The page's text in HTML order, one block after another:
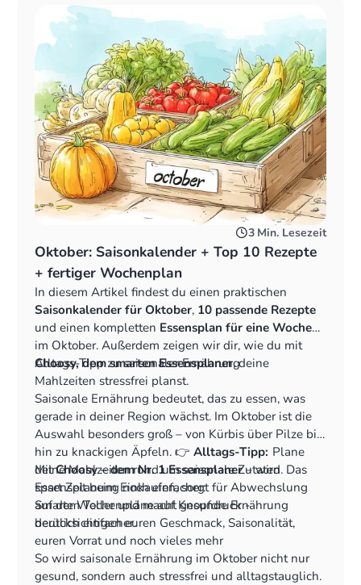
3 Min. Lesezeit
Oktober: Saisonkalender + Top 10 Rezepte
+ fertiger Wochenplan
In diesem Artikel findest du einen praktischen
Saisonkalender für Oktober, 10 passende Rezepte
und einen kompletten Essensplan für eine Woche
im Oktober. Außerdem zeigen wir dir, wie du mit
Choosy, dem smarten Essensplaner, deine
Mahlzeiten stressfrei planst.
Alltags-Tipp zu saisonaler Ernährung
Saisonale Ernährung bedeutet, das zu essen, was
gerade in deiner Region wächst. Im Oktober ist die
Auswahl besonders groß – von Kürbis über Pilze bis
hin zu knackigen Äpfeln. 👉 Alltags-Tipp: Plane
deine Mahlzeiten rund um saisonale Zutaten. Das
spart Zeit beim Einkaufen, sorgt für Abwechslung
auf dem Teller und macht gesunde Ernährung
deutlich einfacher.
MitChoosy – dem Nr. 1 Essensplaner– wird
Essensplanung noch einfacher:
Smarte Wochenpläne auf Knopfdruck -
berücksichtigen euren Geschmack, Saisonalität,
euren Vorrat und noch vieles mehr
Rezepte von Social Media & Blogs importieren - alle
Rezepte an einem Ort, nie wieder suchen
So wird saisonale Ernährung im Oktober nicht nur
gesund, sondern auch stressfrei und alltagstauglich.